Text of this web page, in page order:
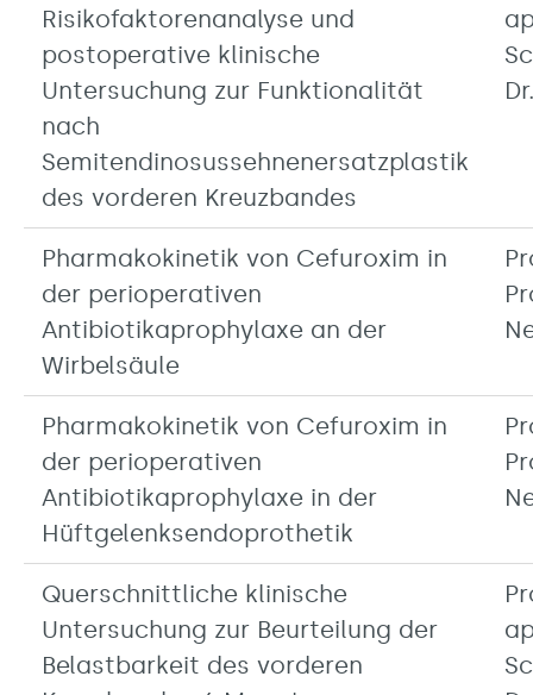
Risikofaktorenanalyse und
postoperative klinische
Untersuchung zur Funktionalität
nach
Semitendinosussehnenersatzplastik
des vorderen Kreuzbandes
Pharmakokinetik von Cefuroxim in
der perioperativen
Antibiotikaprophylaxe an der
Wirbelsäule
Pharmakokinetik von Cefuroxim in
der perioperativen
Antibiotikaprophylaxe in der
Hüftgelenksendoprothetik
Querschnittliche klinische
Untersuchung zur Beurteilung der
Belastbarkeit des vorderen